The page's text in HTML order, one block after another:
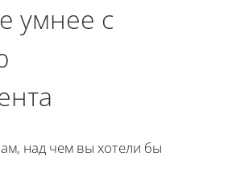
умнее с
над чем вы хотели бы